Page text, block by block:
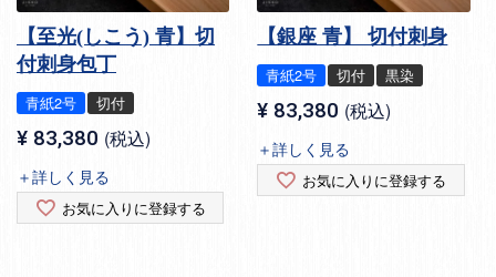
【至光(しこう) 青】切
付刺身包丁
青紙2号 切付
¥ 83,380 税込
＋詳しく見る
お気に入りに登録する
【銀座 青】 切付刺身
青紙2号 切付 黒染
¥ 83,380 税込
＋詳しく見る
お気に入りに登録する